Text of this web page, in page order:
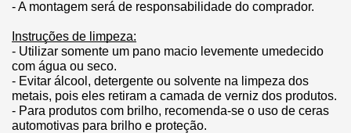
- A montagem será de responsabilidade do comprador.
Instruções de limpeza:
- Utilizar somente um pano macio levemente umedecido
com água ou seco.
- Evitar álcool, detergente ou solvente na limpeza dos
metais, pois eles retiram a camada de verniz dos produtos.
- Para produtos com brilho, recomenda-se o uso de ceras
automotivas para brilho e proteção.